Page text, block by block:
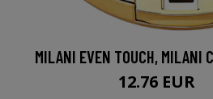
MILANI EVEN TOUCH, MILANI
12.76 EUR